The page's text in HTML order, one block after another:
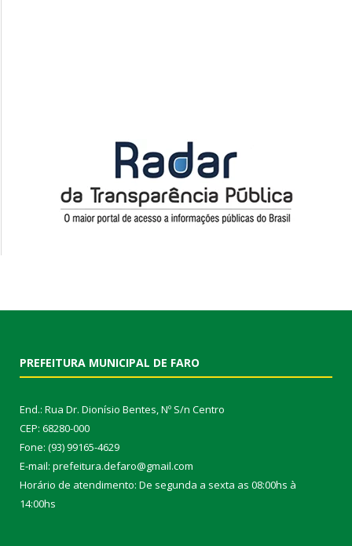
PREFEITURA MUNICIPAL DE FARO
End.: Rua Dr. Dionísio Bentes, Nº S/n Centro
CEP: 68280-000
Fone: (93) 99165-4629
E-mail: prefeitura.defaro@gmail.com
Horário de atendimento: De segunda a sexta as 08:00hs à
14:00hs